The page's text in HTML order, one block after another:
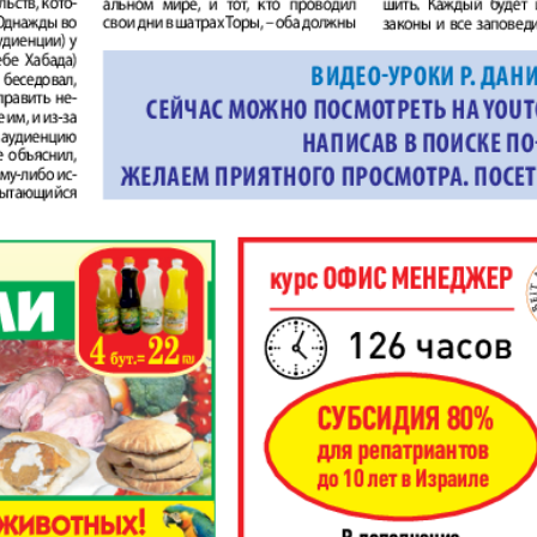
876
Диалог
Дублин
ExPress
Здоровье Игуана
iDEAL
КП в Европе КП